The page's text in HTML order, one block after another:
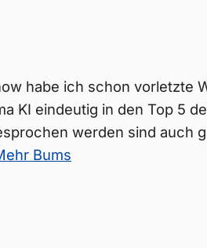
habe ich schon vorletzte
KI eindeutig in den Top 5
werden sind auch
Bums